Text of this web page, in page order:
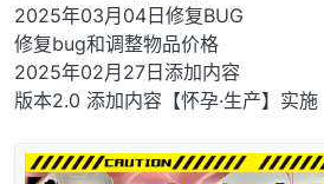
2025年03月04日修复BUG
修复bug和调整物品价格
2025年02月27日添加内容
版本2.0 添加内容【怀孕·生产】实施